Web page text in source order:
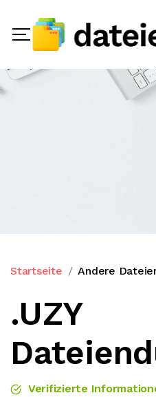
Startseite Andere
.UZY
Verifizierte